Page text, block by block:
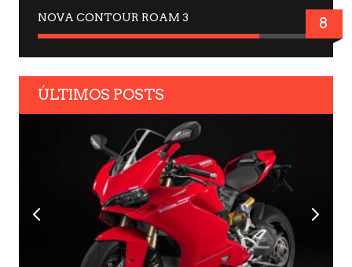
NOVA CONTOUR ROAM 3 8
ÚLTIMOS POSTS